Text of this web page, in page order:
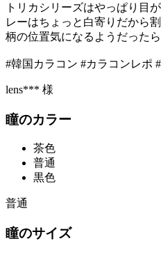
トリカシリーズはやっぱり目
レーはちょっと白寄りだから
柄の位置気になるようだった
#韓国カラコン #カラコンレポ
lens*** 様
瞳のカラー
茶色
普通
黒色
普通
瞳のサイズ